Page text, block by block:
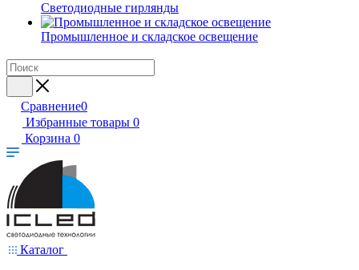
Светодиодные гирлянды
Промышленное и складское освещение
Сравнение0
Избранные товары 0
Корзина 0
Каталог